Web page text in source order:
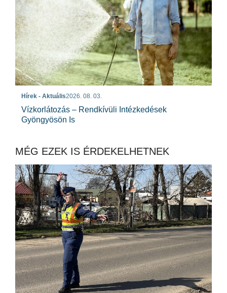
Hírek - Aktuális2026. 08. 03.
Vízkorlátozás – Rendkívüli Intézkedések
Gyöngyösön Is
MÉG EZEK IS ÉRDEKELHETNEK